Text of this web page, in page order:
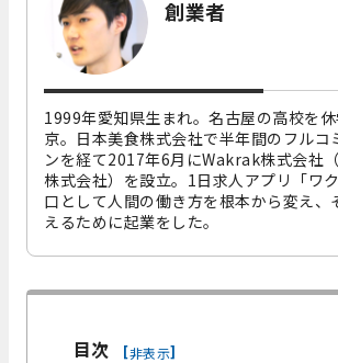
創業者
1999年愛知県生まれ。名古屋の高校を
京。日本美食株式会社で半年間のフルコ
ンを経て2017年6月にWakrak株式会社
株式会社）を設立。1日求人アプリ「ワ
口として人間の働き方を根本から変え、
えるために起業をした。
目次 [非表示]